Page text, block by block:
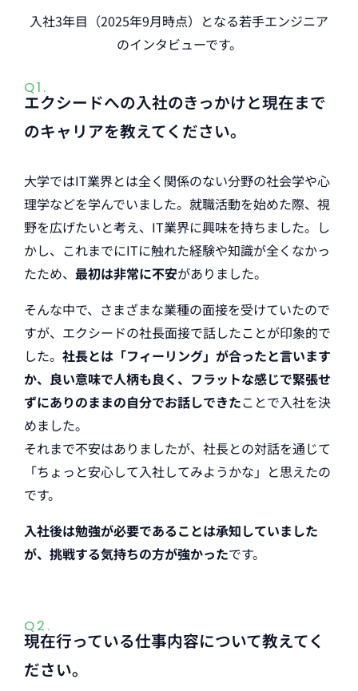
入社3年目（2025年9月時点）となる若手エンジニア
のインタビューです。
Q1.
エクシードへの入社のきっかけと現在まで
のキャリアを教えてください。
大学ではIT業界とは全く関係のない分野の社会学や心
理学などを学んでいました。就職活動を始めた際、視
野を広げたいと考え、IT業界に興味を持ちました。し
かし、これまでにITに触れた経験や知識が全くなかっ
たため、 最初は非常に不安がありました。
そんな中で、さまざまな業種の面接を受けていたので
すが、エクシードの社長面接で話したことが印象的で
した。 社長とは「フィーリング」が合ったと言います
か、良い意味で人柄も良く、フラットな感じで緊張せ
ずにありのままの自分でお話しできたことで入社を決
めました。
それまで不安はありましたが、社長との対話を通じて
「ちょっと安心して入社してみようかな」と思えたの
です。
入社後は勉強が必要であることは承知していました
が、挑戦する気持ちの方が強かったです。
Q2.
現在行っている仕事内容について教えてく
ださい。